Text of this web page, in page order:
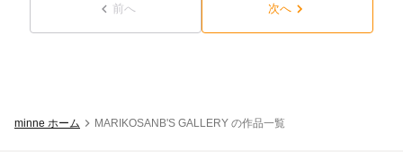
前へ 次へ
minne ホーム MARIKOSANB'S GALLERY の作品一覧